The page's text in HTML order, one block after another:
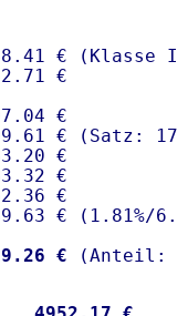
€ (Klasse I)
€
€
€ (Satz:
€
€
€
€ ( 1.81%/
€